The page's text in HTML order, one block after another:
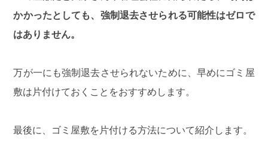
かかったとしても、強制退去させられる可能性はゼロで
はありません。
万が一にも強制退去させられないために、早めにゴミ屋
敷は片付けておくことをおすすめします。
最後に、ゴミ屋敷を片付ける方法について紹介します。